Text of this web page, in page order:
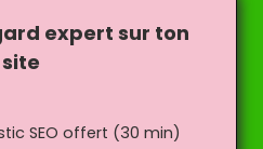
expert sur ton
site
SEO offert (30 min)